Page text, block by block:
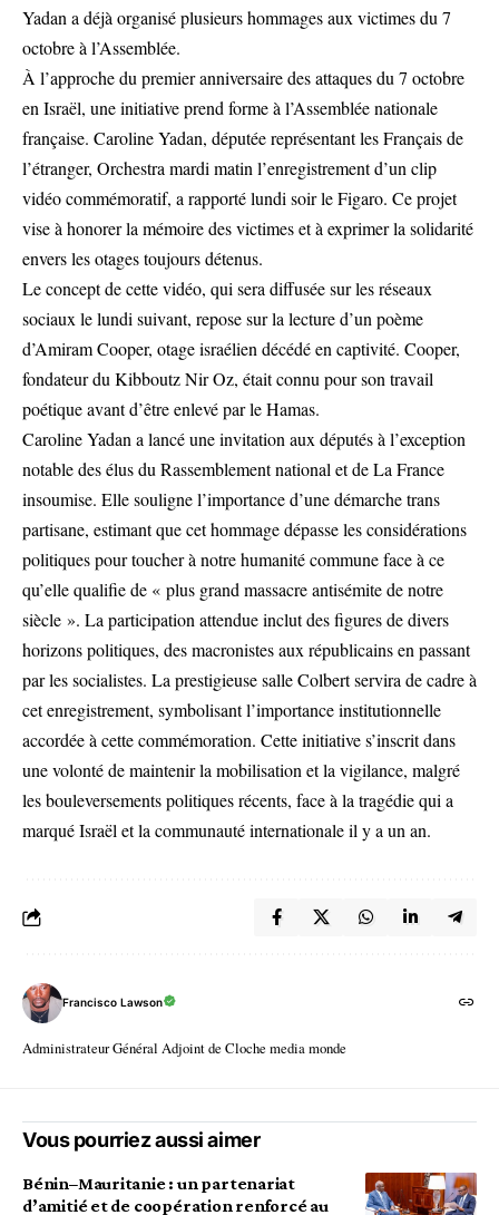
Yadan a déjà organisé plusieurs hommages aux victimes du 7
octobre à l’Assemblée.
À l’approche du premier anniversaire des attaques du 7 octobre
en Israël, une initiative prend forme à l’Assemblée nationale
française. Caroline Yadan, députée représentant les Français de
l’étranger, Orchestra mardi matin l’enregistrement d’un clip
vidéo commémoratif, a rapporté lundi soir le Figaro. Ce projet
vise à honorer la mémoire des victimes et à exprimer la solidarité
envers les otages toujours détenus.
Le concept de cette vidéo, qui sera diffusée sur les réseaux
sociaux le lundi suivant, repose sur la lecture d’un poème
d’Amiram Cooper, otage israélien décédé en captivité. Cooper,
fondateur du Kibboutz Nir Oz, était connu pour son travail
poétique avant d’être enlevé par le Hamas.
Caroline Yadan a lancé une invitation aux députés à l’exception
notable des élus du Rassemblement national et de La France
insoumise. Elle souligne l’importance d’une démarche trans
partisane, estimant que cet hommage dépasse les considérations
politiques pour toucher à notre humanité commune face à ce
qu’elle qualifie de « plus grand massacre antisémite de notre
siècle ». La participation attendue inclut des figures de divers
horizons politiques, des macronistes aux républicains en passant
par les socialistes. La prestigieuse salle Colbert servira de cadre à
cet enregistrement, symbolisant l’importance institutionnelle
accordée à cette commémoration. Cette initiative s’inscrit dans
une volonté de maintenir la mobilisation et la vigilance, malgré
les bouleversements politiques récents, face à la tragédie qui a
marqué Israël et la communauté internationale il y a un an.
Francisco Lawson
Administrateur Général Adjoint de Cloche media monde
Vous pourriez aussi aimer
Bénin–Mauritanie : un partenariat
d’amitié et de coopération renforcé au